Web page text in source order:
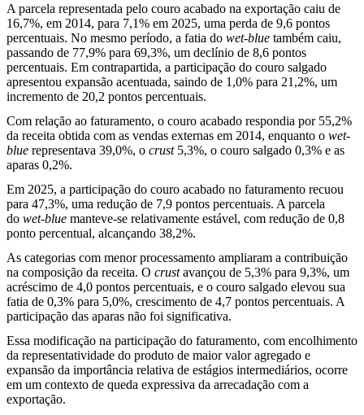
A parcela representada pelo couro acabado na exportação caiu de
16,7%, em 2014, para 7,1% em 2025, uma perda de 9,6 pontos
percentuais. No mesmo período, a fatia do wet-blue também caiu,
passando de 77,9% para 69,3%, um declínio de 8,6 pontos
percentuais. Em contrapartida, a participação do couro salgado
apresentou expansão acentuada, saindo de 1,0% para 21,2%, um
incremento de 20,2 pontos percentuais.
Com relação ao faturamento, o couro acabado respondia por 55,2%
da receita obtida com as vendas externas em 2014, enquanto o wet-
blue representava 39,0%, o crust5,3%, o couro salgado 0,3% e as
aparas 0,2%.
Em 2025, a participação do couro acabado no faturamento recuou
para 47,3%, uma redução de 7,9 pontos percentuais. A parcela
do wet-blue manteve-se relativamente estável, com redução de 0,8
ponto percentual, alcançando 38,2%.
As categorias com menor processamento ampliaram a contribuição
na composição da receita. O crustavançou de 5,3% para 9,3%, um
acréscimo de 4,0 pontos percentuais, e o couro salgado elevou sua
fatia de 0,3% para 5,0%, crescimento de 4,7 pontos percentuais. A
participação das aparas não foi significativa.
Essa modificação na participação do faturamento, com encolhimento
da representatividade do produto de maior valor agregado e
expansão da importância relativa de estágios intermediários, ocorre
em um contexto de queda expressiva da arrecadação com a
exportação.